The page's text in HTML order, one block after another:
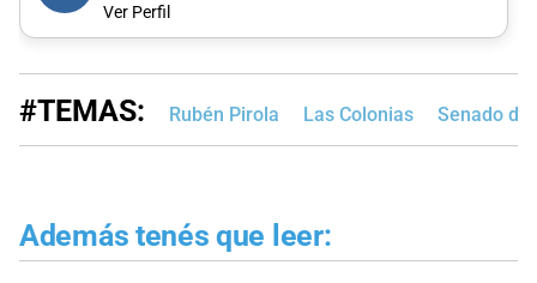
Ver Perfil
#TEMAS: Rubén Pirola Las Colonias Senado de
Además tenés que leer: